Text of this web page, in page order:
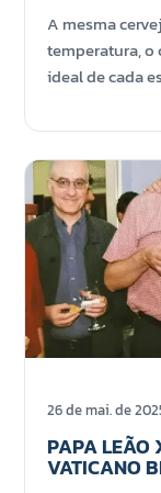
A mesma
temperatura, o
ideal de cada
26 de mai. de
PAPA LEÃO
VATICANO